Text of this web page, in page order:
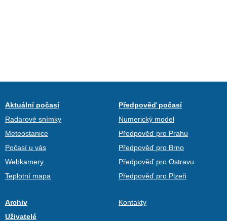
Aktuální počasí
Radarové snímky
Meteostanice
Počasí u vás
Webkamery
Teplotní mapa
Předpověď počasí
Numerický model
Předpověď pro Prahu
Předpověď pro Brno
Předpověď pro Ostravu
Předpověď pro Plzeň
Archiv
Uživatelé
Kontakty